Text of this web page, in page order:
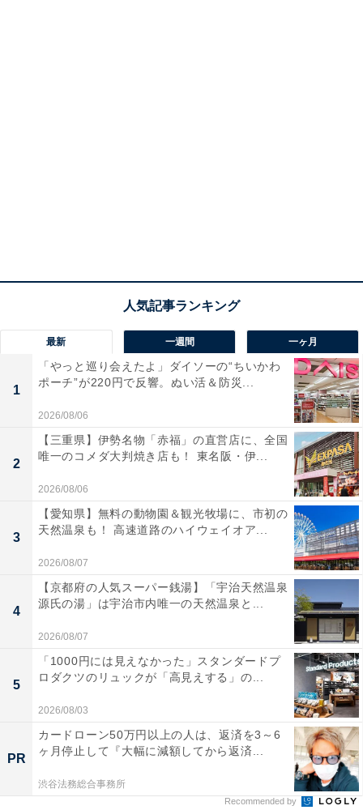
最新 一週間 一ヶ月
1
「やっと巡り会えたよ」ダイソーの“ちいかわ
ポーチ”が220円で反響。ぬい活＆防災...
2026/08/06
2
【三重県】伊勢名物「赤福」の直営店に、全国
唯一のコメダ大判焼き店も！ 東名阪・伊...
2026/08/06
3
【愛知県】無料の動物園＆観光牧場に、市初の
天然温泉も！ 高速道路のハイウェイオア...
2026/08/07
4
【京都府の人気スーパー銭湯】「宇治天然温泉
源氏の湯」は宇治市内唯一の天然温泉と...
2026/08/07
5
「1000円には見えなかった」スタンダードプ
ロダクツのリュックが「高見えする」の...
2026/08/03
PR
カードローン50万円以上の人は、返済を3～6
ヶ月停止して『大幅に減額してから返済...
渋谷法務総合事務所
Recommended by